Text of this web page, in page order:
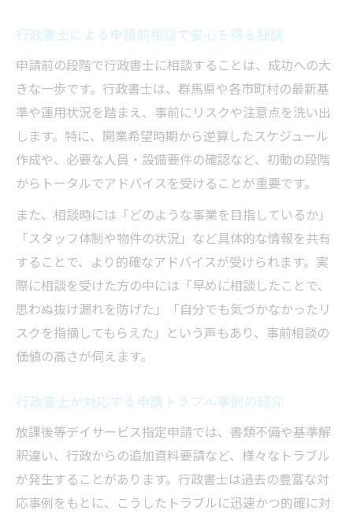
行政書士による申請前相談で安心を得る秘訣
申請前の段階で行政書士に相談することは、成功への大
きな一歩です。行政書士は、群馬県や各市町村の最新基
準や運用状況を踏まえ、事前にリスクや注意点を洗い出
します。特に、開業希望時期から逆算したスケジュール
作成や、必要な人員・設備要件の確認など、初動の段階
からトータルでアドバイスを受けることが重要です。
また、相談時には「どのような事業を目指しているか」
「スタッフ体制や物件の状況」など具体的な情報を共有
することで、より的確なアドバイスが受けられます。実
際に相談を受けた方の中には「早めに相談したことで、
思わぬ抜け漏れを防げた」「自分でも気づかなかったリ
スクを指摘してもらえた」という声もあり、事前相談の
価値の高さが伺えます。
行政書士が対応する申請トラブル事例の紹介
放課後等デイサービス指定申請では、書類不備や基準解
釈違い、行政からの追加資料要請など、様々なトラブル
が発生することがあります。行政書士は過去の豊富な対
応事例をもとに、こうしたトラブルに迅速かつ的確に対